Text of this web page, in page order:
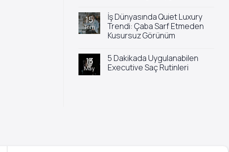
Görülen
7
Neden
ve
Çözüm
yok
Wax,
Clay
ve
Pomad
Hangi
Saç
Tipine
15
Tem
İş Dünyasında Quiet Luxury
Trendi: Çaba Sarf Etmeden
Kusursuz Görünüm
İş
Dünyasında
Quiet
13
May
5 Dakikada Uygulanabilen
Executive Saç Rutinleri